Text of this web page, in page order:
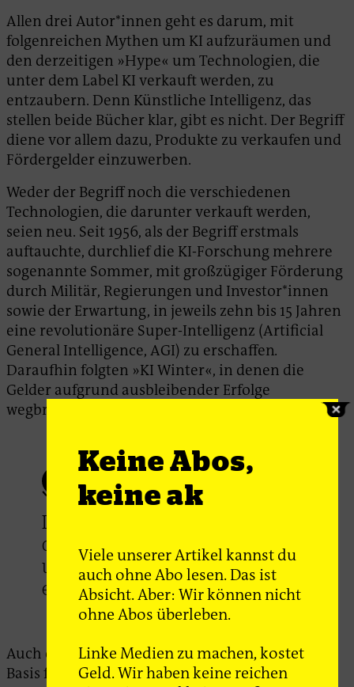
Allen drei Autor*innen geht es darum, mit
folgenreichen Mythen um KI aufzuräumen und
den derzeitigen »Hype« um Technologien, die
unter dem Label KI verkauft werden, zu
entzaubern. Denn Künstliche Intelligenz, das
stellen beide Bücher klar, gibt es nicht. Der Begriff
diene vor allem dazu, Produkte zu verkaufen und
Fördergelder einzuwerben.
Weder der Begriff noch die verschiedenen
Technologien, die darunter verkauft werden,
seien neu. Seit 1956, als der Begriff erstmals
auftauchte, durchlief die KI-Forschung mehrere
sogenannte Sommer, mit großzügiger Förderung
durch Militär, Regierungen und Investor*innen
sowie der Erwartung, in jeweils zehn bis 15 Jahren
eine revolutionäre Super-Intelligenz (Artificial
General Intelligence, AGI) zu erschaffen.
Daraufhin folgten »KI Winter«, in denen die
Gelder aufgrund ausbleibender Erfolge
wegbrachen.
Der Begriff dient vor allem
dazu, Produkte zu verkaufen
und Fördergelder
einzuwerben.
Auch die Idee neuronaler Netze, die heute die
Basis für große Sprachmodelle (Large Language
Keine Abos,
keine ak
Viele unserer Artikel kannst du
auch ohne Abo lesen. Das ist
Absicht. Aber: Wir können nicht
ohne Abos überleben.
Linke Medien zu machen, kostet
Geld. Wir haben keine reichen